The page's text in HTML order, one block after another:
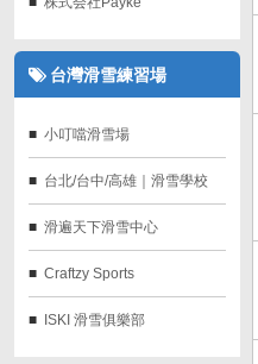
台灣滑雪練習場
小叮噹滑雪場
台北/台中/高雄｜滑雪學校
滑遍天下滑雪中心
Craftzy Sports
ISKI 滑雪俱樂部